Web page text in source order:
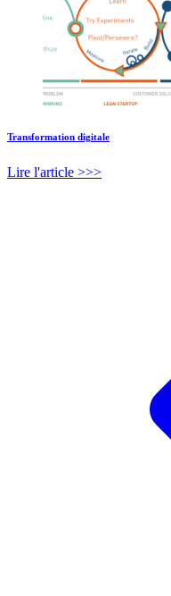
Transformation digitale
Lire l'article >>>